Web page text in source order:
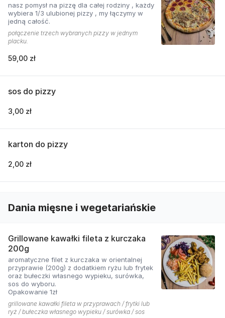
nasz pomysł na pizzę dla całej rodziny , każdy
wybiera 1/3 ulubionej pizzy , my łączymy w
jedną całość.
połączenie trzech wybranych pizzy w jednym
placku.
59,00 zł
sos do pizzy
3,00 zł
karton do pizzy
2,00 zł
Dania mięsne i wegetariańskie
Grillowane kawałki fileta z kurczaka
200g
aromatyczne filet z kurczaka w orientalnej
przyprawie (200g) z dodatkiem ryżu lub frytek
oraz bułeczki własnego wypieku, surówka,
sos do wyboru.
Opakowanie 1zł
grillowane kawałki fileta w przyprawach / frytki lub
ryż / bułeczka własnego wypieku / surówka / sos